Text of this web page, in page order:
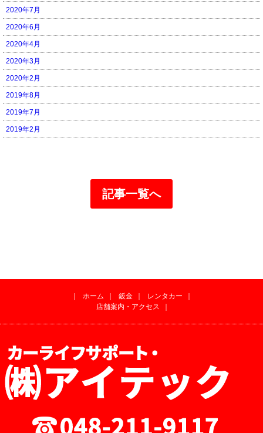
2020年7月
2020年6月
2020年4月
2020年3月
2020年2月
2019年8月
2019年7月
2019年2月
記事一覧へ
｜ ホーム ｜ 鈑金 ｜ レンタカー
｜
店舗案内・アクセス
｜